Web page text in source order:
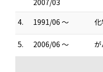
2007/03
4. 1991/06 ～
5. 2006/06 ～